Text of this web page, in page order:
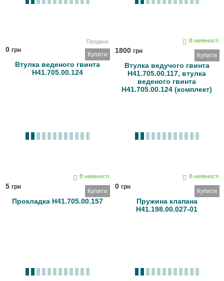
Продано
0 грн
Купити
Втулка веденого гвинта
Н41.705.00.124
В наявності
1800 грн
Купити
Втулка ведучого гвинта
Н41.705.00.117, втулка
веденого гвинта
Н41.705.00.124 (комплект)
В наявності
5 грн
Купити
Прокладка Н41.705.00.157
В наявності
0 грн
Купити
Пружина клапана
Н41.198.00.027-01